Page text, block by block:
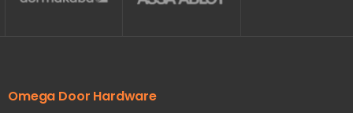
Omega Door Hardware